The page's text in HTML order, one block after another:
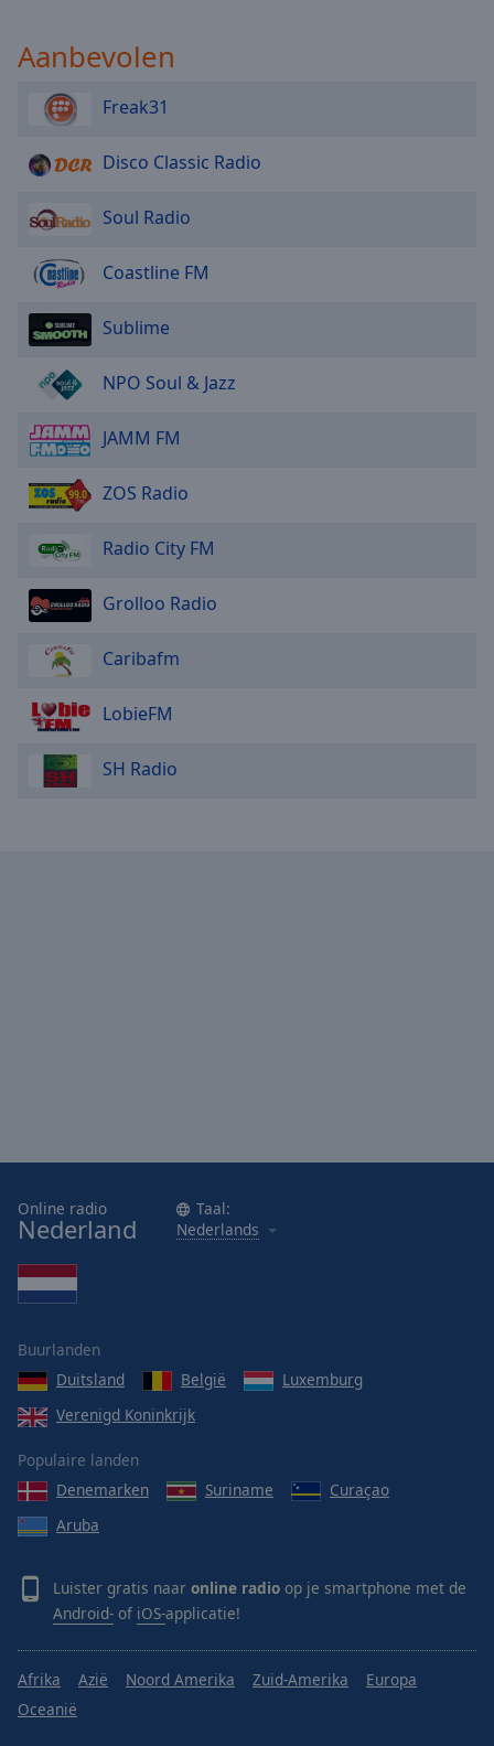
Aanbevolen
Freak31
Disco Classic Radio
Soul Radio
Coastline FM
Sublime
NPO Soul & Jazz
JAMM FM
ZOS Radio
Radio City FM
Grolloo Radio
Caribafm
LobieFM
SH Radio
Online radio
Nederland
Taal:
Nederlands
Buurlanden
Duitsland
België
Luxemburg
Verenigd Koninkrijk
Populaire landen
Denemarken
Suriname
Curaçao
Aruba
Luister gratis naar online radio op je smartphone met de
Android- of iOS-applicatie!
Afrika Azië Noord Amerika Zuid-Amerika
Europa
Oceanië